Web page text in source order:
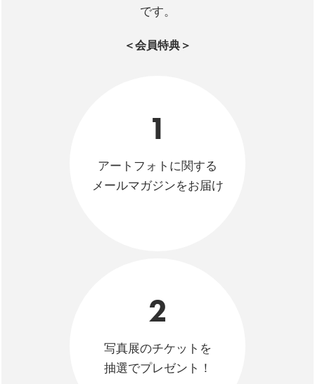
です。
＜会員特典＞
1
アートフォトに関する
メールマガジンをお届け
2
写真展のチケットを
抽選でプレゼント！